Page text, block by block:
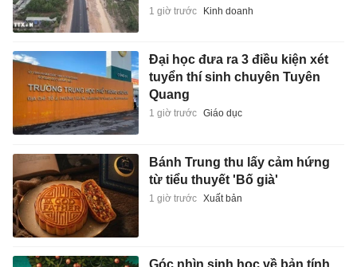
1 giờ trước Kinh doanh
Đại học đưa ra 3 điều kiện xét
tuyển thí sinh chuyên Tuyên
Quang
1 giờ trước Giáo dục
Bánh Trung thu lấy cảm hứng
từ tiểu thuyết 'Bố già'
1 giờ trước Xuất bản